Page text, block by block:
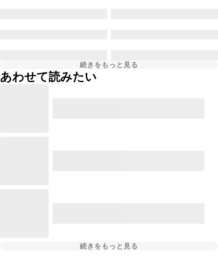
続きをもっと見る
あわせて読みたい
続きをもっと見る